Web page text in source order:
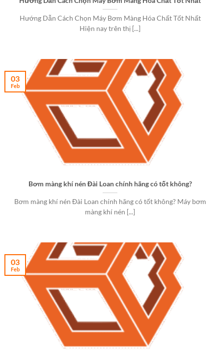
Hướng Dẫn Cách Chọn Máy Bơm Màng Hóa Chất Tốt Nhất
Hiện nay trên thị [...]
Bơm màng khí nén Đài Loan chính hãng có tốt không?
Bơm màng khí nén Đài Loan chính hãng có tốt không? Máy bơm
màng khí nén [...]
03
Feb
03
Feb